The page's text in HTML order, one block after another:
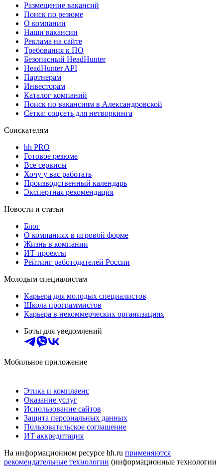
Размещение вакансий
Поиск по резюме
О компании
Наши вакансии
Реклама на сайте
Требования к ПО
Безопасный HeadHunter
HeadHunter API
Партнерам
Инвесторам
Каталог компаний
Поиск по вакансиям в Александровской
Сетка: соцсеть для нетворкинга
Соискателям
hh PRO
Готовое резюме
Все сервисы
Хочу у вас работать
Производственный календарь
Экспертная рекомендация
Новости и статьи
Блог
О компаниях в игровой форме
Жизнь в компании
ИТ-проекты
Рейтинг работодателей России
Молодым специалистам
Карьера для молодых специалистов
Школа программистов
Карьера в некоммерческих организациях
Боты для уведомлений
Мобильное приложение
Этика и комплаенс
Оказание услуг
Использование сайтов
Защита персональных данных
Пользовательское соглашение
ИТ аккредитация
На информационном ресурсе hh.ru применяются
рекомендательные технологии (информационные технологии